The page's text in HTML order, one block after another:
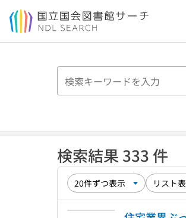
本文へ移動
検索結果 333 件